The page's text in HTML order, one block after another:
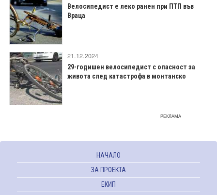
Велосипедист е леко ранен при ПТП във
Враца
21.12.2024
29-годишен велосипедист с опасност за
живота след катастрофа в монтанско
РЕКЛАМА
НАЧАЛО
ЗА ПРОЕКТА
ЕКИП